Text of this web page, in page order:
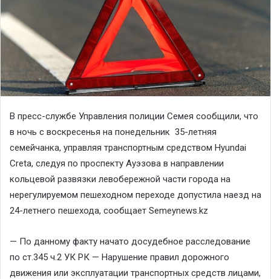
В пресс-службе Управления полиции Семея сообщили, что
в ночь с воскресенья на понедельник 35-летняя
семейчанка, управляя транспортным средством Hyundai
Creta, следуя по проспекту Ауэзова в направлении
кольцевой развязки левобережной части города на
нерегулируемом пешеходном переходе допустила наезд на
24-летнего пешехода, сообщает Semeynews.kz
— По данному факту начато досудебное расследование
по ст.345 ч.2 УК РК — Нарушение правил дорожного
движения или эксплуатации транспортных средств лицами,